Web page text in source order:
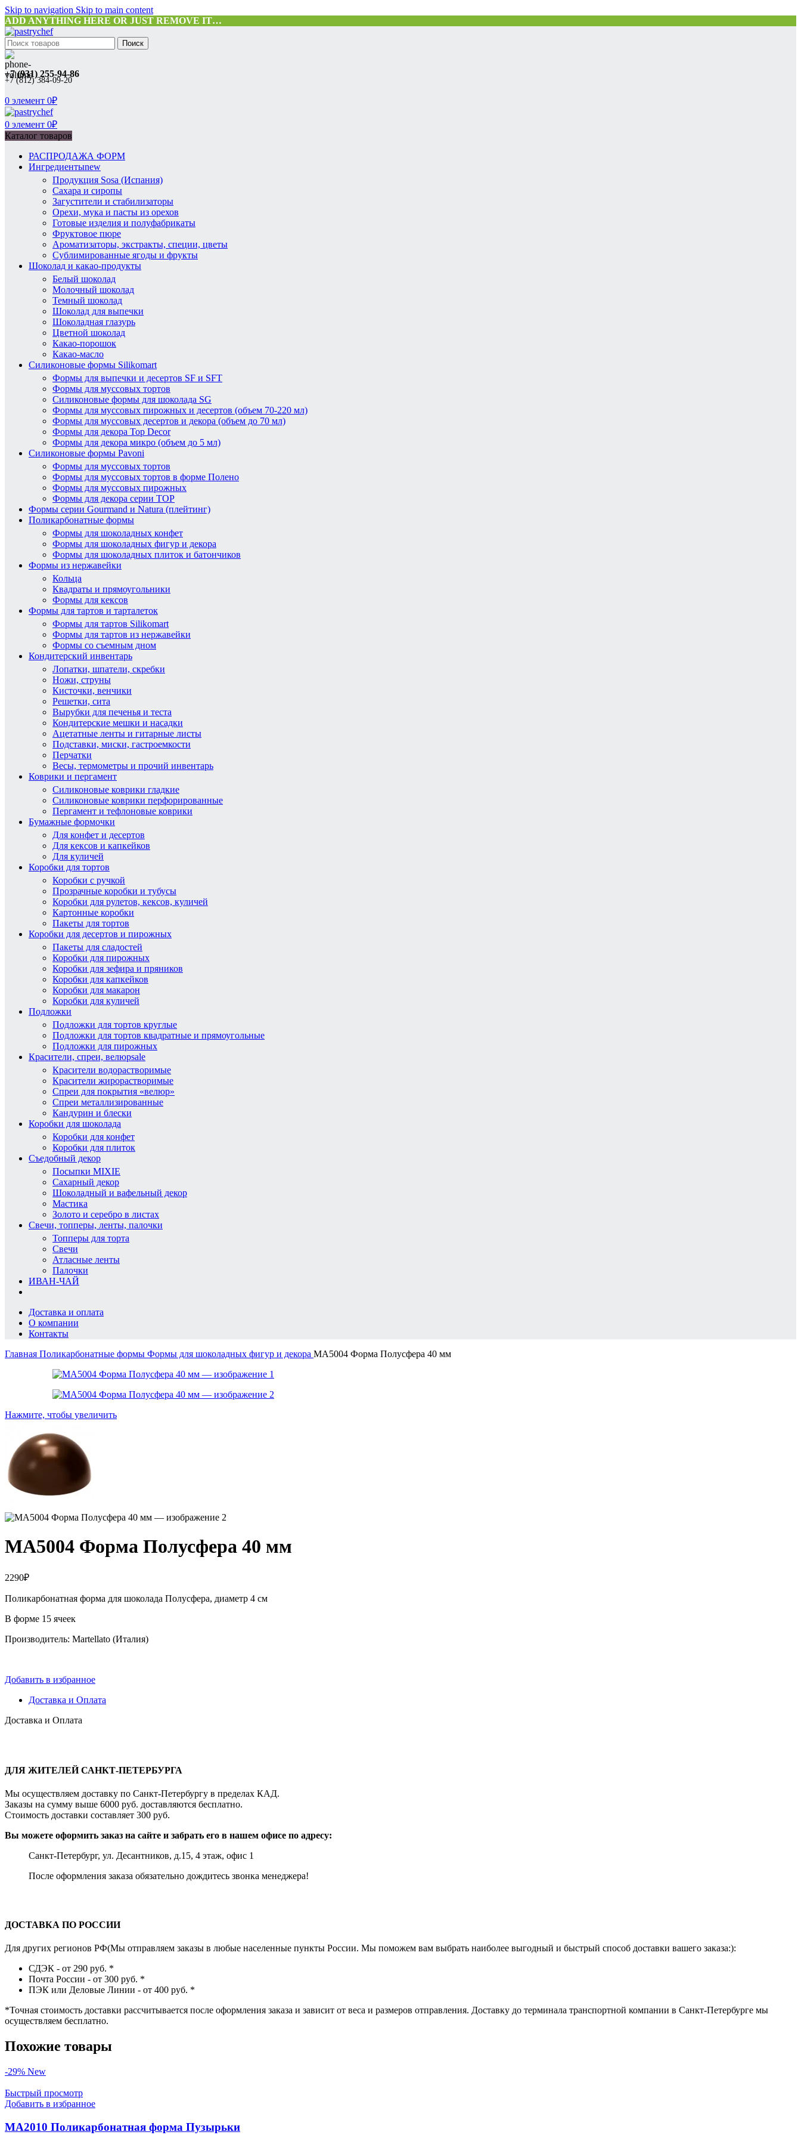
Skip to navigation Skip to main content
ADD ANYTHING HERE OR JUST REMOVE IT…
Поиск
+7 (931) 255-94-86
+7 (812) 384-09-20
0 элемент 0₽
0 элемент 0₽
Каталог товаров
РАСПРОДАЖА ФОРМ
Ингредиентыnew
Продукция Sosa (Испания)
Сахара и сиропы
Загустители и стабилизаторы
Орехи, мука и пасты из орехов
Готовые изделия и полуфабрикаты
Фруктовое пюре
Ароматизаторы, экстракты, специи, цветы
Сублимированные ягоды и фрукты
Шоколад и какао-продукты
Белый шоколад
Молочный шоколад
Темный шоколад
Шоколад для выпечки
Шоколадная глазурь
Цветной шоколад
Какао-порошок
Какао-масло
Силиконовые формы Silikomart
Формы для выпечки и десертов SF и SFT
Формы для муссовых тортов
Силиконовые формы для шоколада SG
Формы для муссовых пирожных и десертов (объем 70-220 мл)
Формы для муссовых десертов и декора (объем до 70 мл)
Формы для декора Top Decor
Формы для декора микро (объем до 5 мл)
Силиконовые формы Pavoni
Формы для муссовых тортов
Формы для муссовых тортов в форме Полено
Формы для муссовых пирожных
Формы для декора серии TOP
Формы серии Gourmand и Natura (плейтинг)
Поликарбонатные формы
Формы для шоколадных конфет
Формы для шоколадных фигур и декора
Формы для шоколадных плиток и батончиков
Формы из нержавейки
Кольца
Квадраты и прямоугольники
Формы для кексов
Формы для тартов и тарталеток
Формы для тартов Silikomart
Формы для тартов из нержавейки
Формы со съемным дном
Кондитерский инвентарь
Лопатки, шпатели, скребки
Ножи, струны
Кисточки, венчики
Решетки, сита
Вырубки для печенья и теста
Кондитерские мешки и насадки
Ацетатные ленты и гитарные листы
Подставки, миски, гастроемкости
Перчатки
Весы, термометры и прочий инвентарь
Коврики и пергамент
Силиконовые коврики гладкие
Силиконовые коврики перфорированные
Пергамент и тефлоновые коврики
Бумажные формочки
Для конфет и десертов
Для кексов и капкейков
Для куличей
Коробки для тортов
Коробки с ручкой
Прозрачные коробки и тубусы
Коробки для рулетов, кексов, куличей
Картонные коробки
Пакеты для тортов
Коробки для десертов и пирожных
Пакеты для сладостей
Коробки для пирожных
Коробки для зефира и пряников
Коробки для капкейков
Коробки для макарон
Коробки для куличей
Подложки
Подложки для тортов круглые
Подложки для тортов квадратные и прямоугольные
Подложки для пирожных
Красители, спреи, велюрsale
Красители водорастворимые
Красители жирорастворимые
Спреи для покрытия «велюр»
Спреи металлизированные
Кандурин и блески
Коробки для шоколада
Коробки для конфет
Коробки для плиток
Съедобный декор
Посыпки MIXIE
Сахарный декор
Шоколадный и вафельный декор
Мастика
Золото и серебро в листах
Свечи, топперы, ленты, палочки
Топперы для торта
Свечи
Атласные ленты
Палочки
ИВАН-ЧАЙ
Доставка и оплата
О компании
Контакты
Главная Поликарбонатные формы Формы для шоколадных фигур и декора MA5004 Форма Полусфера 40 мм
Нажмите, чтобы увеличить
MA5004 Форма Полусфера 40 мм
2290₽
Поликарбонатная форма для шоколада Полусфера, диаметр 4 см
В форме 15 ячеек
Производитель: Martellato (Италия)
Добавить в избранное
Доставка и Оплата
Доставка и Оплата
ДЛЯ ЖИТЕЛЕЙ САНКТ-ПЕТЕРБУРГА
Мы осуществляем доставку по Санкт-Петербургу в пределах КАД.
Заказы на сумму выше 6000 руб. доставляются бесплатно.
Стоимость доставки составляет 300 руб.
Вы можете оформить заказ на сайте и забрать его в нашем офисе по адресу:
Санкт-Петербург, ул. Десантников, д.15, 4 этаж, офис 1
После оформления заказа обязательно дождитесь звонка менеджера!
ДОСТАВКА ПО РОССИИ
Для других регионов РФ(Мы отправляем заказы в любые населенные пункты России. Мы поможем вам выбрать наиболее выгодный и быстрый способ доставки вашего заказа:):
СДЭК - от 290 руб. *
Почта России - от 300 руб. *
ПЭК или Деловые Линии - от 400 руб. *
*Точная стоимость доставки рассчитывается после оформления заказа и зависит от веса и размеров отправления. Доставку до терминала транспортной компании в Санкт-Петербурге мы
осуществляем бесплатно.
Похожие товары
-29% New
Быстрый просмотр
Добавить в избранное
MA2010 Поликарбонатная форма Пузырьки